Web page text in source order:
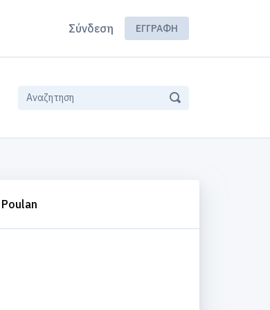
Σύνδεση ΕΓΓΡΑΦΉ
Poulan